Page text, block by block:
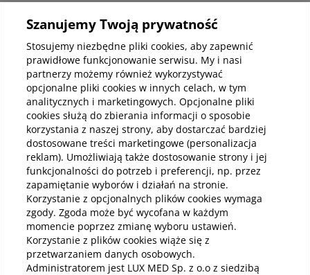
która przywiezie Cię do szpitala i odbierze. Przez
24 godziny po znieczuleniu nie wolno prowadzić
pojazdów (samochód, motocykl, rower), ani
obsługiwać maszyn i urządzeń mechanicznych.
Po zabiegu
Trafiasz w ręce najlepszych specjalistów, którzy dbają
o Ciebie na każdym kroku. W przypadku pojawienia się
jakichkolwiek pytań czy wątpliwości zespół Szpitala
LUX MED Toruń pozostaje do Twojej dyspozycji.
Skontaktuj się z naszym Koordynatorem Opieki
Szpitalnej – zadzwoń:56 644 84 44
Szanujemy Twoją prywatność
Stosujemy niezbędne pliki cookies, aby zapewnić
prawidłowe funkcjonowanie serwisu. My i nasi
partnerzy możemy również wykorzystywać
opcjonalne pliki cookies w innych celach, w tym
analitycznych i marketingowych. Opcjonalne pliki
cookies służą do zbierania informacji o sposobie
korzystania z naszej strony, aby dostarczać bardziej
dostosowane treści marketingowe (personalizacja
reklam). Umożliwiają także dostosowanie strony i jej
funkcjonalności do potrzeb i preferencji, np. przez
zapamiętanie wyborów i działań na stronie.
Korzystanie z opcjonalnych plików cookies wymaga
zgody. Zgoda może być wycofana w każdym
momencie poprzez zmianę wyboru ustawień.
Korzystanie z plików cookies wiąże się z
przetwarzaniem danych osobowych.
Administratorem jest LUX MED Sp. z o.o z siedzibą